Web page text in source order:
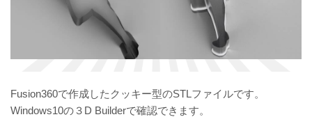
Fusion360で作成したクッキー型のSTLファイルです。
Windows10の３D Builderで確認できます。